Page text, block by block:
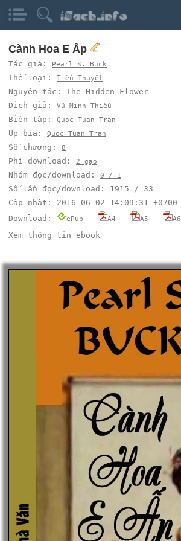
Cành Hoa E Ấp
Tác giả: Pearl S. Buck
Thể loại: Tiểu Thuyết
Nguyên tác: The Hidden Flower
Dịch giả: Vũ Minh Thiều
Biên tập: Quoc Tuan Tran
Up bìa: Quoc Tuan Tran
Số chương: 8
Phí download: 2 gạo
Nhóm đọc/download: 0 / 1
Số lần đọc/download: 1915 / 33
Cập nhật: 2016-06-02 14:09:31 +0700
Download:
ePub A4 A5 A6
Xem thông tin ebook